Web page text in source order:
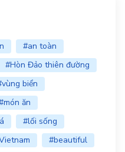
#an toàn
#Hòn Đảo thiên đường
biển
ăn
#lối sống
#beautiful